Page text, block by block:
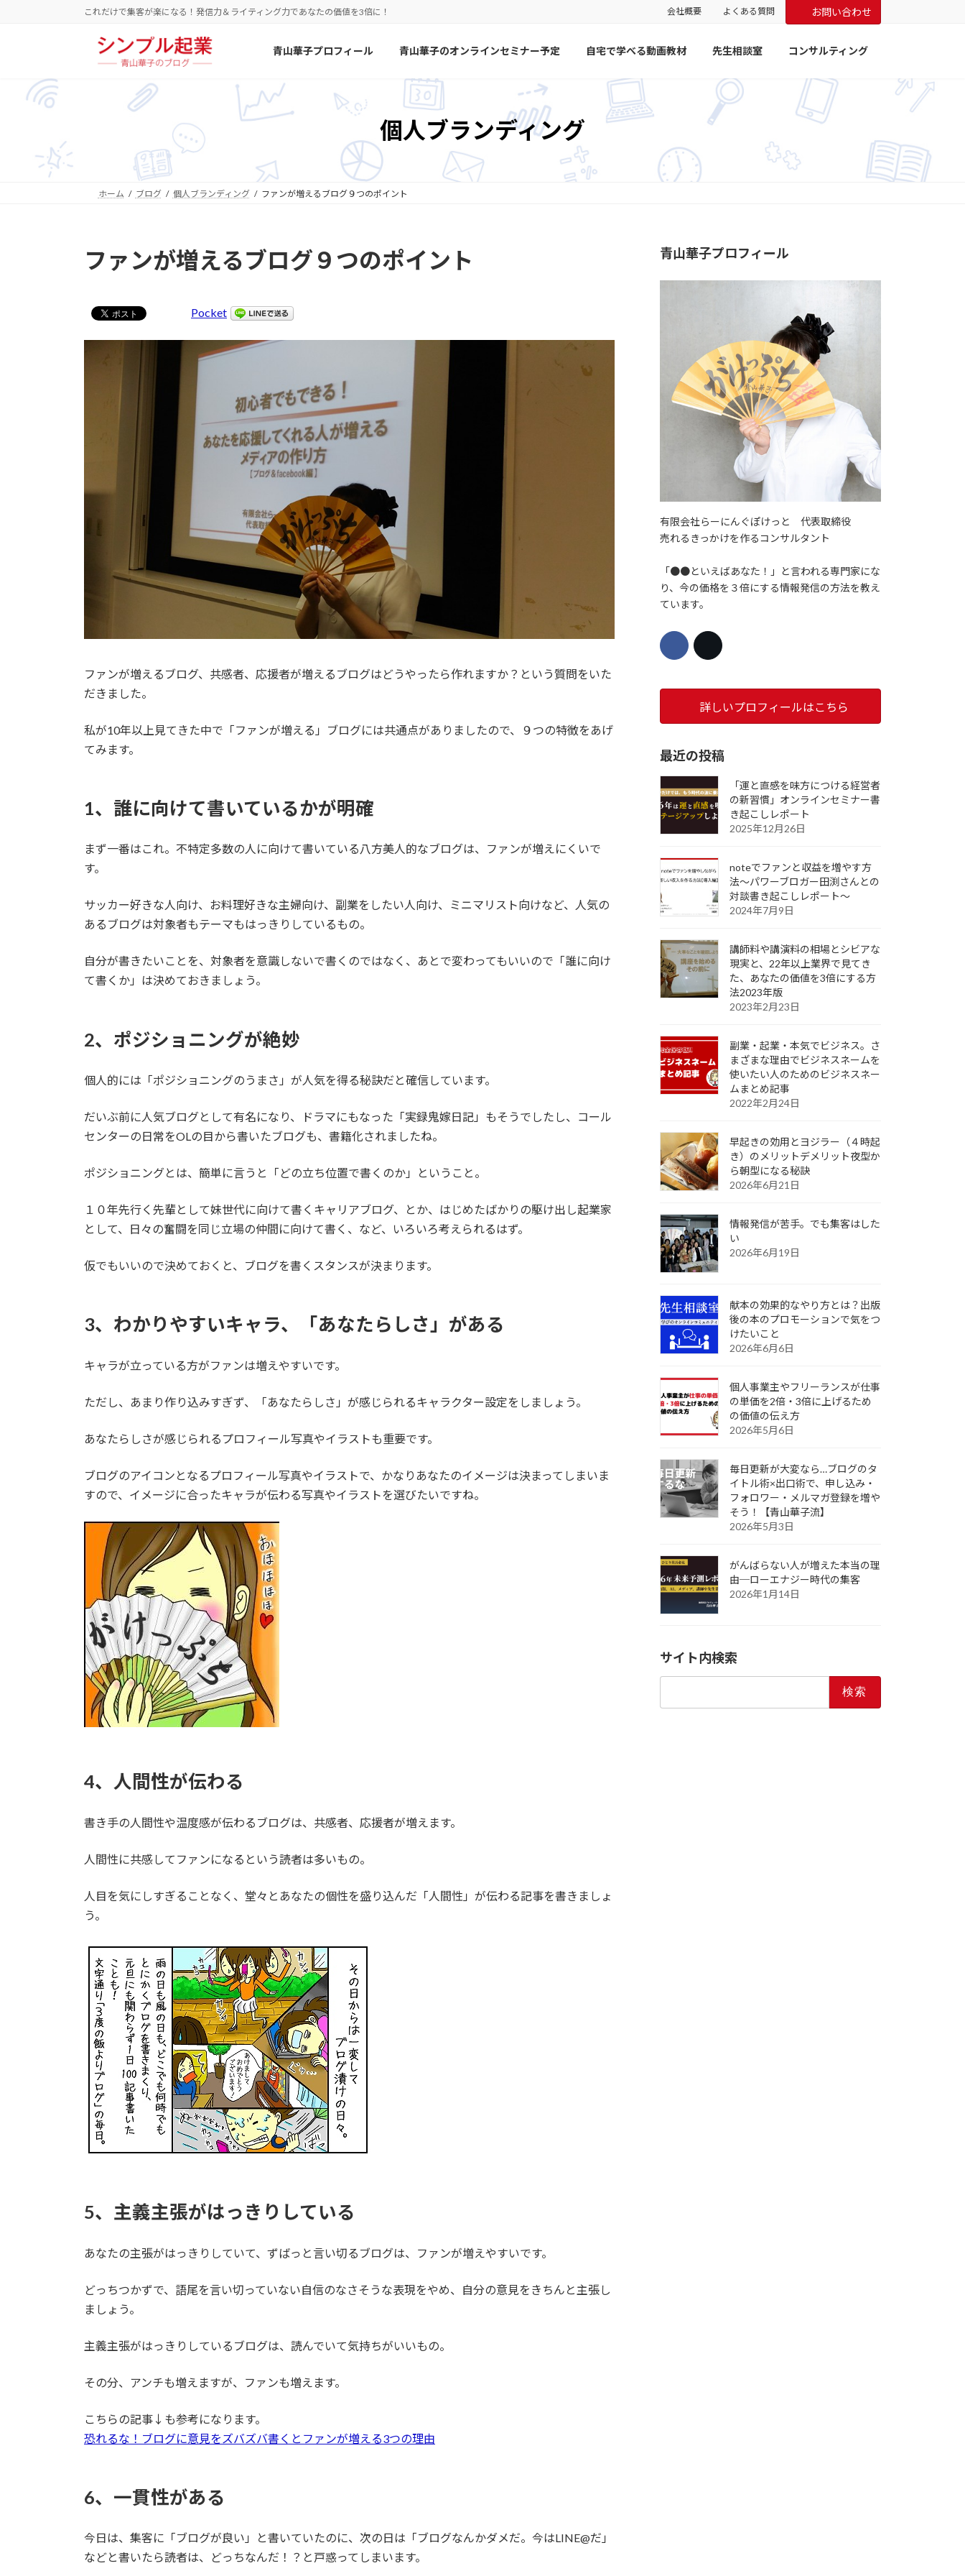
これだけで集客が楽になる！発信力＆ライティング力であなたの価値を3倍に！ 会社概要 よくある質問 お問い合わせ
青山華子プロフィール 青山華子のオンラインセミナー予定 自宅で学べる動画教材 先生相談室 コンサルティング
個人ブランディング
ホーム ブログ 個人ブランディング ファンが増えるブログ９つのポイント
ファンが増えるブログ９つのポイント
Pocket
ファンが増えるブログ、共感者、応援者が増えるブログはどうやったら作れますか？という質問をいた
だきました。
私が10年以上見てきた中で「ファンが増える」ブログには共通点がありましたので、９つの特徴をあげ
てみます。
1、誰に向けて書いているかが明確
まず一番はこれ。不特定多数の人に向けて書いている八方美人的なブログは、ファンが増えにくいで
す。
サッカー好きな人向け、お料理好きな主婦向け、副業をしたい人向け、ミニマリスト向けなど、人気の
あるブログは対象者もテーマもはっきりしているもの。
自分が書きたいことを、対象者を意識しないで書くのではなく、あとで変わってもいいので「誰に向け
て書くか」は決めておきましょう。
2、ポジショニングが絶妙
個人的には「ポジショニングのうまさ」が人気を得る秘訣だと確信しています。
だいぶ前に人気ブログとして有名になり、ドラマにもなった「実録鬼嫁日記」もそうでしたし、コール
センターの日常をOLの目から書いたブログも、書籍化されましたね。
ポジショニングとは、簡単に言うと「どの立ち位置で書くのか」ということ。
１０年先行く先輩として妹世代に向けて書くキャリアブログ、とか、はじめたばかりの駆け出し起業家
として、日々の奮闘を同じ立場の仲間に向けて書く、など、いろいろ考えられるはず。
仮でもいいので決めておくと、ブログを書くスタンスが決まります。
3、わかりやすいキャラ、「あなたらしさ」がある
キャラが立っている方がファンは増えやすいです。
ただし、あまり作り込みすぎず、「あなたらしさ」が感じられるキャラクター設定をしましょう。
あなたらしさが感じられるプロフィール写真やイラストも重要です。
ブログのアイコンとなるプロフィール写真やイラストで、かなりあなたのイメージは決まってしまいま
すので、イメージに合ったキャラが伝わる写真やイラストを選びたいですね。
4、人間性が伝わる
書き手の人間性や温度感が伝わるブログは、共感者、応援者が増えます。
人間性に共感してファンになるという読者は多いもの。
人目を気にしすぎることなく、堂々とあなたの個性を盛り込んだ「人間性」が伝わる記事を書きましょ
う。
5、主義主張がはっきりしている
あなたの主張がはっきりしていて、ずばっと言い切るブログは、ファンが増えやすいです。
どっちつかずで、語尾を言い切っていない自信のなさそうな表現をやめ、自分の意見をきちんと主張し
ましょう。
主義主張がはっきりしているブログは、読んでいて気持ちがいいもの。
その分、アンチも増えますが、ファンも増えます。
こちらの記事↓も参考になります。
恐れるな！ブログに意見をズバズバ書くとファンが増える3つの理由
6、一貫性がある
今日は、集客に「ブログが良い」と書いていたのに、次の日は「ブログなんかダメだ。今はLINE@だ」
などと書いたら読者は、どっちなんだ！？と戸惑ってしまいます。
青山華子プロフィール
有限会社らーにんぐぽけっと 代表取締役
売れるきっかけを作るコンサルタント
「●●といえばあなた！」と言われる専門家にな
り、今の価格を３倍にする情報発信の方法を教え
ています。
詳しいプロフィールはこちら
最近の投稿
「運と直感を味方につける経営者
の新習慣」オンラインセミナー書
き起こしレポート
2025年12月26日
noteでファンと収益を増やす方
法～パワーブロガー田渕さんとの
対談書き起こしレポート～
2024年7月9日
講師料や講演料の相場とシビアな
現実と、22年以上業界で見てき
た、あなたの価値を3倍にする方
法2023年版
2023年2月23日
副業・起業・本気でビジネス。さ
まざまな理由でビジネスネームを
使いたい人のためのビジネスネー
ムまとめ記事
2022年2月24日
早起きの効用とヨジラー（４時起
き）のメリットデメリット夜型か
ら朝型になる秘訣
2026年6月21日
情報発信が苦手。でも集客はした
い
2026年6月19日
献本の効果的なやり方とは？出版
後の本のプロモーションで気をつ
けたいこと
2026年6月6日
個人事業主やフリーランスが仕事
の単価を2倍・3倍に上げるため
の価値の伝え方
2026年5月6日
毎日更新が大変なら…ブログのタ
イトル術×出口術で、申し込み・
フォロワー・メルマガ登録を増や
そう！【青山華子流】
2026年5月3日
がんばらない人が増えた本当の理
由─ローエナジー時代の集客
2026年1月14日
サイト内検索